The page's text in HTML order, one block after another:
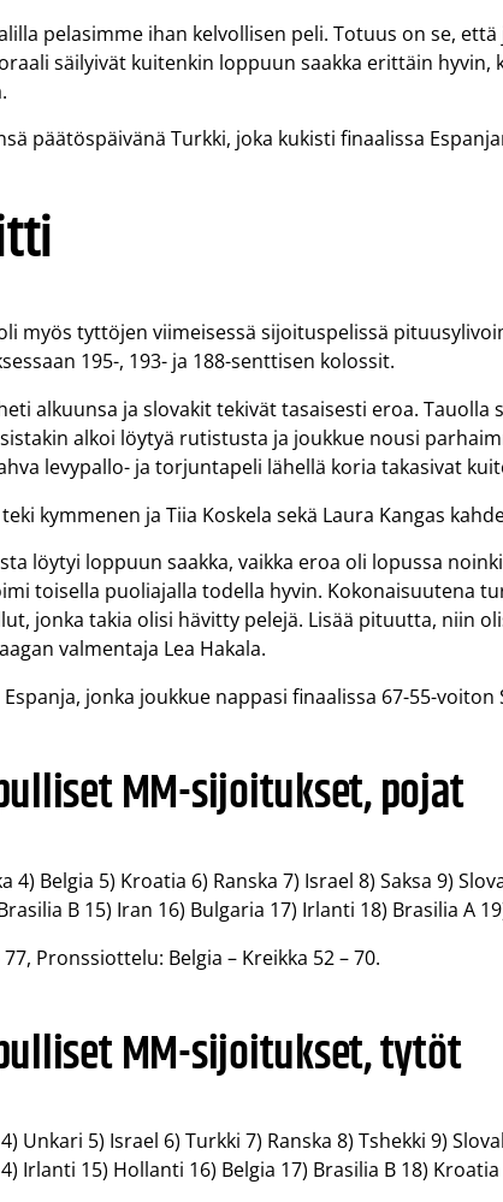
pelasimme ihan kelvollisen peli. Totuus on se,
säilyivät kuitenkin loppuun saakka erittäin hyvin,
päätöspäivänä Turkki, joka kukisti finaalissa
myös tyttöjen viimeisessä sijoituspelissä
195-, 193- ja 188-senttisen kolossit.
alkuunsa ja slovakit tekivät tasaisesti eroa. Tauolla
alkoi löytyä rutistusta ja joukkue nousi
levypallo- ja torjuntapeli lähellä koria takasivat
kymmenen ja Tiia Koskela sekä Laura Kangas
löytyi loppuun saakka, vaikka eroa oli lopussa
toisella puoliajalla todella hyvin. Kokonaisuutena
jonka takia olisi hävitty pelejä. Lisää pituutta, niin
valmentaja Lea Hakala.
jonka joukkue nappasi finaalissa 67-55-voiton
MM-sijoitukset, pojat
4) Belgia 5) Kroatia 6) Ranska 7) Israel 8) Saksa 9)
B 15) Iran 16) Bulgaria 17) Irlanti 18) Brasilia A
Pronssiottelu: Belgia – Kreikka 52 – 70.
MM-sijoitukset, tytöt
Unkari 5) Israel 6) Turkki 7) Ranska 8) Tshekki 9)
Irlanti 15) Hollanti 16) Belgia 17) Brasilia B 18) Kroatia